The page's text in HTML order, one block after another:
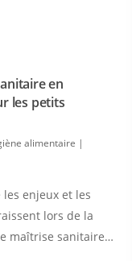
en
les petits
alimentaire |
enjeux et les
lors de la
maîtrise sanitaire…